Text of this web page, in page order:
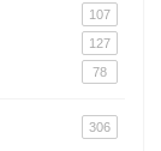
107
127
78
306